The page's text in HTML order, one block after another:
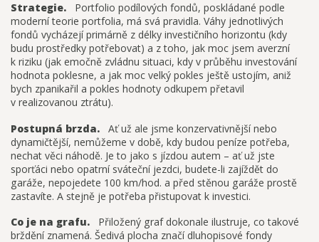
Strategie. Portfolio podílových fondů, poskládané podle
moderní teorie portfolia, má svá pravidla. Váhy jednotlivých
fondů vycházejí primárně z délky investičního horizontu (kdy
budu prostředky potřebovat) a z toho, jak moc jsem averzní
k riziku (jak emočně zvládnu situaci, kdy v průběhu investování
hodnota poklesne, a jak moc velký pokles ještě ustojím, aniž
bych zpanikařil a pokles hodnoty odkupem přetavil
v realizovanou ztrátu).
Postupná brzda. Ať už ale jsme konzervativnější nebo
dynamičtější, nemůžeme v době, kdy budou peníze potřeba,
nechat věci náhodě. Je to jako s jízdou autem – ať už jste
sporťáci nebo opatrní sváteční jezdci, budete-li zajíždět do
garáže, nepojedete 100 km/hod. a před stěnou garáže prostě
zastavíte. A stejně je potřeba přistupovat k investici.
Co je na grafu. Přiložený graf dokonale ilustruje, co takové
brždění znamená. Šedivá plocha značí dluhopisové fondy